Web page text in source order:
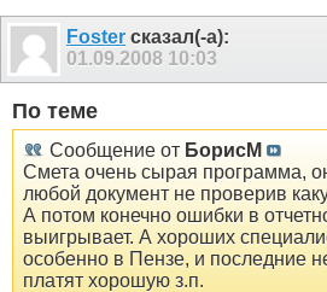
Foster сказал(-а):
01.09.2008 10:03
По теме
Сообщение от БорисМ
Смета очень сырая программа,
любой документ не проверив
А потом конечно ошибки в
выигрывает. А хороших
особенно в Пензе, и последние
платят хорошую з.п.